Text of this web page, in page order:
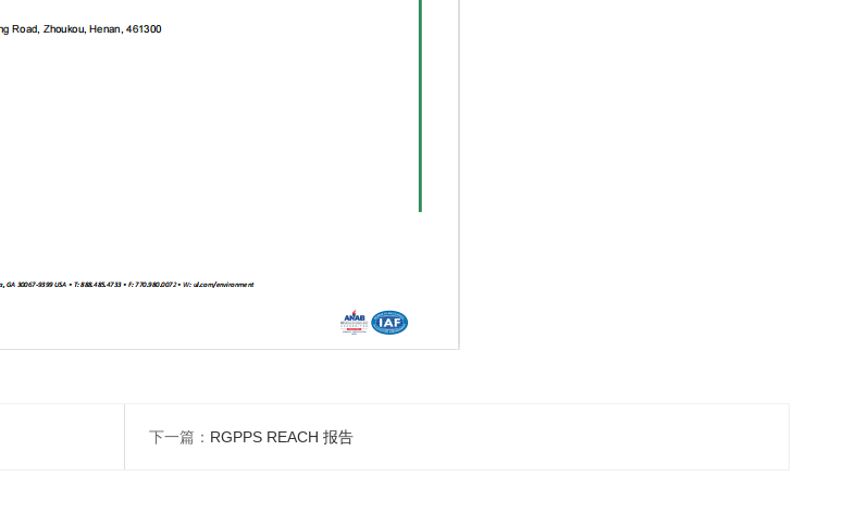
下一篇： RGPPS REACH 报告